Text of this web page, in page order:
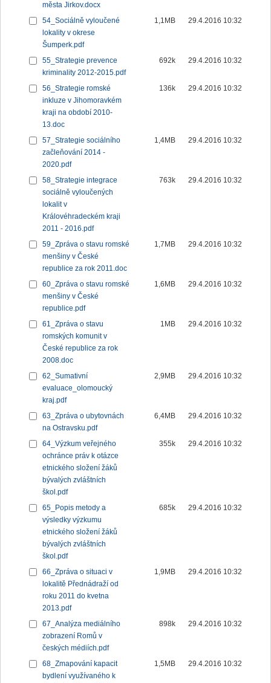
města Jirkov.docx
54_Sociálně vyloučené
lokality v okrese
Šumperk.pdf
1,1MB 29.4.2016 10:32
55_Strategie prevence
kriminality 2012-2015.pdf
692k 29.4.2016 10:32
56_Strategie romské
inkluze v Jihomoravkém
kraji na období 2010-
13.doc
136k 29.4.2016 10:32
57_Strategie sociálního
začleňování 2014 -
2020.pdf
1,4MB 29.4.2016 10:32
58_Strategie integrace
sociálně vyloučených
lokalit v
Královéhradeckém kraji
2011 - 2016.pdf
763k 29.4.2016 10:32
59_Zpráva o stavu romské
menšiny v České
republice za rok 2011.doc
1,7MB 29.4.2016 10:32
60_Zpráva o stavu romské
menšiny v České
republice.pdf
1,6MB 29.4.2016 10:32
61_Zpráva o stavu
romských komunit v
České republice za rok
2008.doc
1MB 29.4.2016 10:32
62_Sumativní
evaluace_olomoucký
kraj.pdf
2,9MB 29.4.2016 10:32
63_Zpráva o ubytovnách
na Ostravsku.pdf
6,4MB 29.4.2016 10:32
64_Výzkum veřejného
ochránce práv k otázce
etnického složení žáků
bývalých zvláštních
škol.pdf
355k 29.4.2016 10:32
65_Popis metody a
výsledky výzkumu
etnického složení žáků
bývalých zvláštních
škol.pdf
685k 29.4.2016 10:32
66_Zpráva o situaci v
lokalitě Přednádraží od
roku 2011 do kvetna
2013.pdf
1,9MB 29.4.2016 10:32
67_Analýza mediálního
zobrazení Romů v
českých médiích.pdf
898k 29.4.2016 10:32
68_Zmapování kapacit
bydlení využívaného k
1,5MB 29.4.2016 10:32